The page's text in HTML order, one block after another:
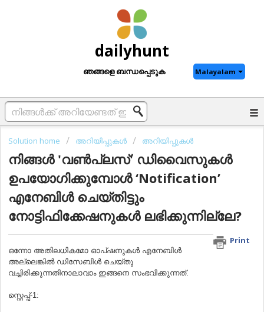
dailyhunt
ഞങ്ങളെ ബന്ധപ്പെടുക Malayalam
Solution home അറിയിപ്പുകൾ അറിയിപ്പുകൾ
നിങ്ങൾ 'വണ്‍പ്ലസ്' ഡിവൈസുകള്‍
ഉപയോഗിക്കുമ്പോള്‍ ‘Notification’
എനേബിള്‍ ചെയ്തിട്ടും
നോട്ടിഫിക്കേഷനുകള്‍ ലഭിക്കുന്നില്ലേ?
Print
ഒന്നോ അതിലധികമോ ഓപ്ഷനുകള്‍ എനേബിള്‍
അല്ലെങ്കില്‍ ഡിസേബിള്‍ ചെയ്തു
വച്ചിരിക്കുന്നതിനാലാവാം ഇങ്ങനെ സംഭവിക്കുന്നത്.
സ്റ്റെപ്പ്-1: